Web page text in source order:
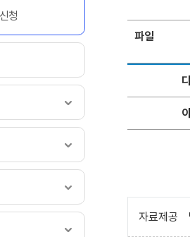
청
파일
자료제공